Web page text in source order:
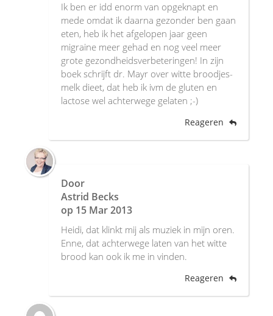
Ik ben er idd enorm van opgeknapt en
mede omdat ik daarna gezonder ben gaan
eten, heb ik het afgelopen jaar geen
migraine meer gehad en nog veel meer
grote gezondheidsverbeteringen! In zijn
boek schrijft dr. Mayr over witte broodjes-
melk dieet, dat heb ik ivm de gluten en
lactose wel achterwege gelaten ;-)
Reageren
Door
Astrid Becks
op 15 Mar 2013
Heidi, dat klinkt mij als muziek in mijn oren.
Enne, dat achterwege laten van het witte
brood kan ook ik me in vinden.
Reageren